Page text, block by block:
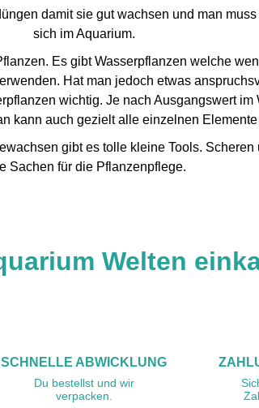
damit sie gut wachsen und man
sich im Aquarium.
Es gibt Wasserpflanzen welche
Hat man jedoch etwas
wichtig. Je nach Ausgangswert
kann auch gezielt alle einzelnen
gibt es tolle kleine Tools.
Sachen für die Pflanzenpflege.
Welten
SCHNELLE ABWICKLUNG
Du bestellst und wir
verpacken.